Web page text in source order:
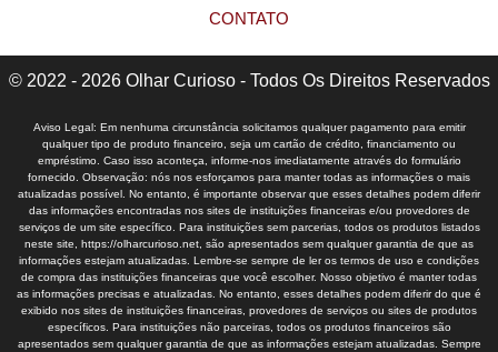
CONTATO
© 2022 - 2026 Olhar Curioso - Todos Os Direitos Reservados
Aviso Legal: Em nenhuma circunstância solicitamos qualquer pagamento para emitir
qualquer tipo de produto financeiro, seja um cartão de crédito, financiamento ou
empréstimo. Caso isso aconteça, informe-nos imediatamente através do formulário
fornecido. Observação: nós nos esforçamos para manter todas as informações o mais
atualizadas possível. No entanto, é importante observar que esses detalhes podem diferir
das informações encontradas nos sites de instituições financeiras e/ou provedores de
serviços de um site específico. Para instituições sem parcerias, todos os produtos listados
neste site, https://olharcurioso.net, são apresentados sem qualquer garantia de que as
informações estejam atualizadas. Lembre-se sempre de ler os termos de uso e condições
de compra das instituições financeiras que você escolher. Nosso objetivo é manter todas
as informações precisas e atualizadas. No entanto, esses detalhes podem diferir do que é
exibido nos sites de instituições financeiras, provedores de serviços ou sites de produtos
específicos. Para instituições não parceiras, todos os produtos financeiros são
apresentados sem qualquer garantia de que as informações estejam atualizadas. Sempre